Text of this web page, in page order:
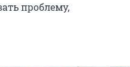
проблему,